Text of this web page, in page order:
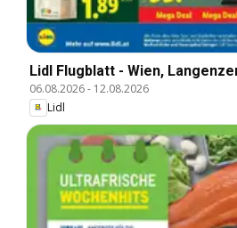
Lidl Flugblatt - Wien,
06.08.2026- 12.08.2026
Lidl